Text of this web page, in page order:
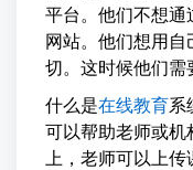
平台。他们不想通
网站。他们想用
切。这时候他们需
什么是在线教育系
可以帮助老师或机
上，老师可以上